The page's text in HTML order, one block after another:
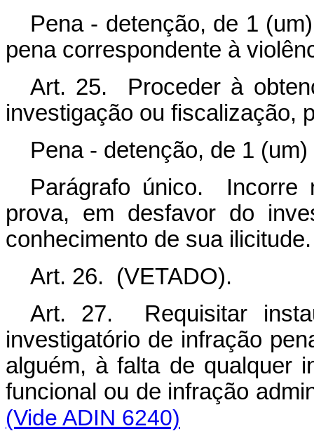
Pena - detenção, de 1
pena correspondente à
Art. 25. Proceder à
investigação ou fiscalização,
Pena - detenção, de 1
Parágrafo único. Incorre
prova, em desfavor do
conhecimento de sua ilicitude.
Art. 26. (VETADO).
Art. 27. Requisitar
investigatório de infração
alguém, à falta de qualquer
funcional ou de infração
(Vide ADIN 6240)